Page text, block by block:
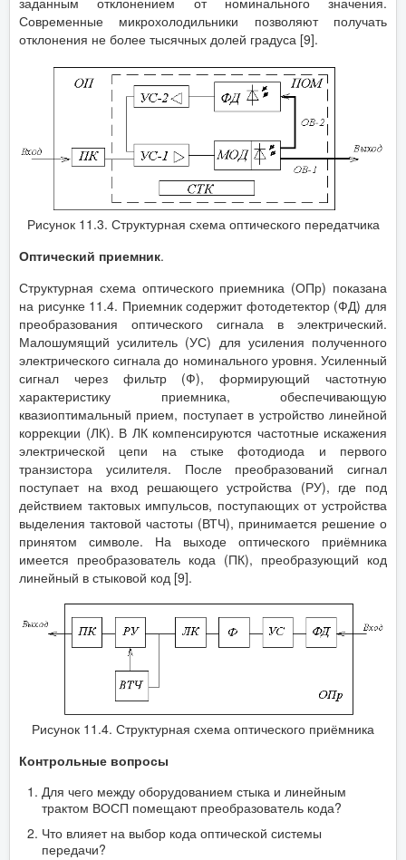
Современные микрохолодильники позволяют получать
отклонения не более тысячных долей градуса [9].
Рисунок 11.3. Структурная схема оптического передатчика
Оптический приемник.
Структурная схема оптического приемника (ОПр) показана
на рисунке 11.4. Приемник содержит фотодетектор (ФД) для
преобразования оптического сигнала в электрический.
Малошумящий усилитель (УС) для усиления полученного
электрического сигнала до номинального уровня. Усиленный
сигнал через фильтр (Ф), формирующий частотную
характеристику приемника, обеспечивающую
квазиоптимальный прием, поступает в устройство линейной
коррекции (ЛК). В ЛК компенсируются частотные искажения
электрической цепи на стыке фотодиода и первого
транзистора усилителя. После преобразований сигнал
поступает на вход решающего устройства (РУ), где под
действием тактовых импульсов, поступающих от устройства
выделения тактовой частоты (ВТЧ), принимается решение о
принятом символе. На выходе оптического приёмника
имеется преобразователь кода (ПК), преобразующий код
линейный в стыковой код [9].
Рисунок 11.4. Структурная схема оптического приёмника
Контрольные вопросы
Для чего между оборудованием стыка и линейным
трактом ВОСП помещают преобразователь кода?
Что влияет на выбор кода оптической системы
передачи?